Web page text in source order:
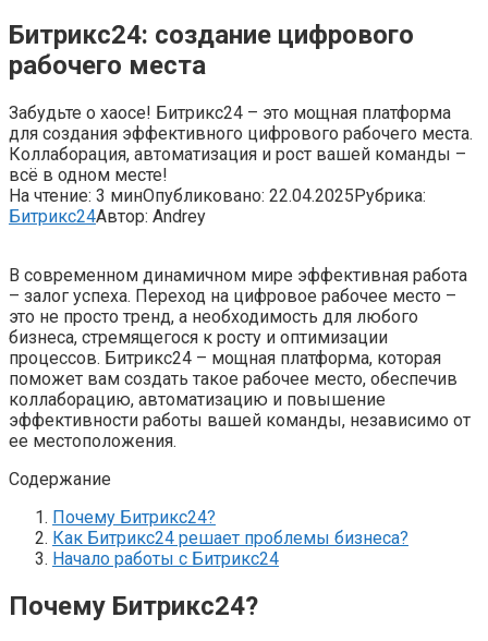
Битрикс24: создание цифрового
рабочего места
Забудьте о хаосе! Битрикс24 – это мощная платформа
для создания эффективного цифрового рабочего места.
Коллаборация, автоматизация и рост вашей команды –
всё в одном месте!
На чтение: 3 минОпубликовано: 22.04.2025Рубрика:
Битрикс24Автор: Andrey
В современном динамичном мире эффективная работа
– залог успеха. Переход на цифровое рабочее место –
это не просто тренд, а необходимость для любого
бизнеса, стремящегося к росту и оптимизации
процессов. Битрикс24 – мощная платформа, которая
поможет вам создать такое рабочее место, обеспечив
коллаборацию, автоматизацию и повышение
эффективности работы вашей команды, независимо от
ее местоположения.
Содержание
Почему Битрикс24?
Как Битрикс24 решает проблемы бизнеса?
Начало работы с Битрикс24
Почему Битрикс24?